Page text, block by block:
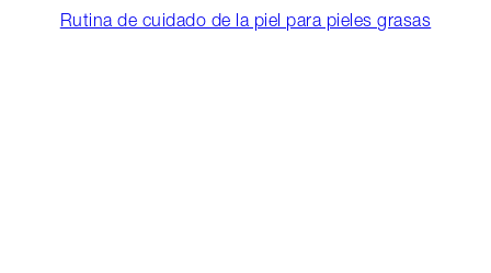
Rutina de cuidado de la piel para pieles grasas